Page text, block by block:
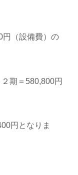
円（設備費）の
期＝580,800円
円となりま